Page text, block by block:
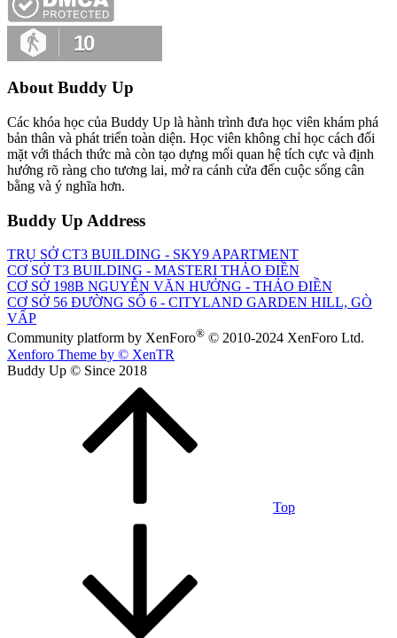
10
About Buddy Up
Các khóa học của Buddy Up là hành trình đưa học viên khám phá
bản thân và phát triển toàn diện. Học viên không chỉ học cách đối
mặt với thách thức mà còn tạo dựng mối quan hệ tích cực và định
hướng rõ ràng cho tương lai, mở ra cánh cửa đến cuộc sống cân
bằng và ý nghĩa hơn.
Buddy Up Address
TRỤ SỞ CT3 BUILDING - SKY9 APARTMENT
CƠ SỞ T3 BUILDING - MASTERI THẢO ĐIỀN
CƠ SỞ 198B NGUYỄN VĂN HƯỞNG - THẢO ĐIỀN
CƠ SỞ 56 ĐƯỜNG SỐ 6 - CITYLAND GARDEN HILL, GÒ
VẤP
Community platform by XenForo® © 2010-2024 XenForo Ltd.
Xenforo Theme by © XenTR
Buddy Up © Since 2018
Top